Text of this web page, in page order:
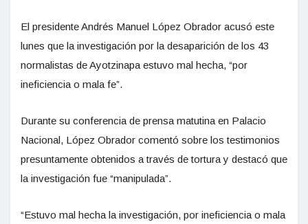
El presidente Andrés Manuel López Obrador acusó este
lunes que la investigación por la desaparición de los 43
normalistas de Ayotzinapa estuvo mal hecha, “por
ineficiencia o mala fe”.
Durante su conferencia de prensa matutina en Palacio
Nacional, López Obrador comentó sobre los testimonios
presuntamente obtenidos a través de tortura y destacó que
la investigación fue “manipulada”.
“Estuvo mal hecha la investigación, por ineficiencia o mala